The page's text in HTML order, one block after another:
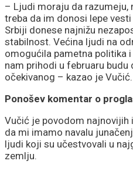
– Ljudi moraju da razumeju,
treba da im donosi lepe
Srbiji donese najnižu
stabilnost. Većina ljudi na
omogućila pametna politika
nam prihodi u februaru
očekivanog – kazao je Vučić.
Ponošev komentar o
Vučić je povodom najnovijih
da mi imamo navalu
ljudi koji su učestvovali u
zemlju.